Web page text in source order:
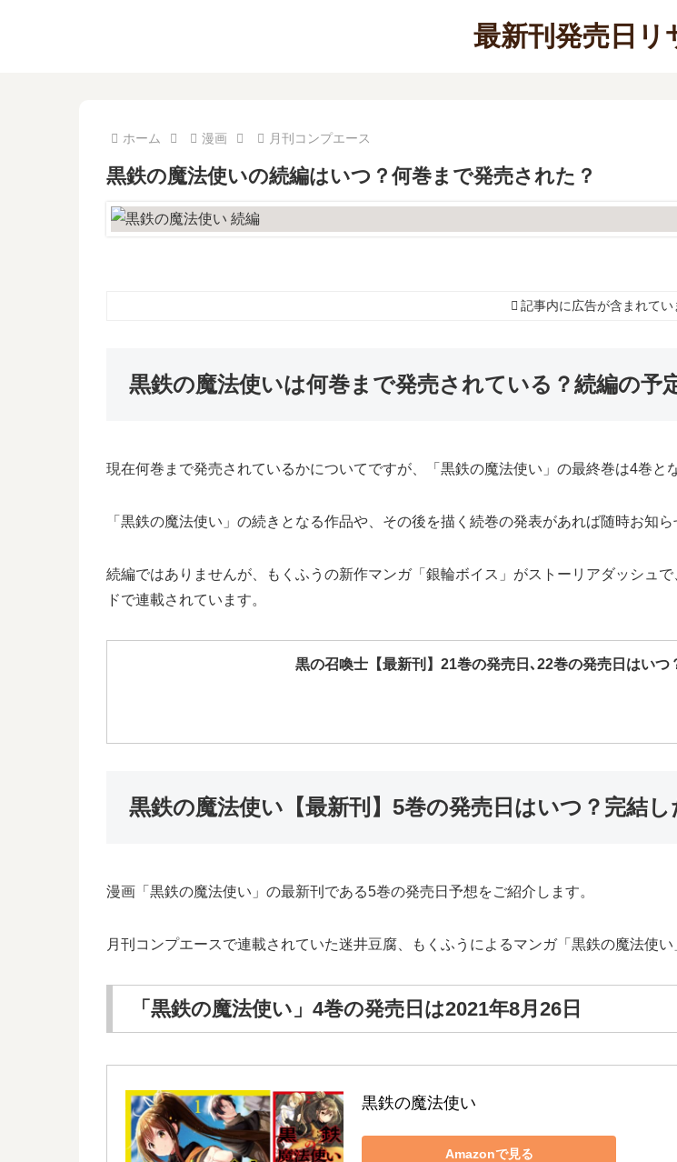
最新刊発売日リ
ホーム 漫画 月刊コンプエース
黒鉄の魔法使いの続編はいつ？何巻まで発売された？
記事内に広告が含まれてい
黒鉄の魔法使いは何巻まで発売されている？続編の予
現在何巻まで発売されているかについてですが、「黒鉄の魔法使い」の最終巻は4巻と
「黒鉄の魔法使い」の続きとなる作品や、その後を描く続巻の発表があれば随時お知ら
続編ではありませんが、もくふうの新作マンガ「銀輪ボイス」がストーリアダッシュ
ドで連載されています。
黒の召喚士【最新刊】21巻の発売日､22巻の発売日はいつ
黒鉄の魔法使い【最新刊】5巻の発売日はいつ？完結し
漫画「黒鉄の魔法使い」の最新刊である5巻の発売日予想をご紹介します。
月刊コンプエースで連載されていた迷井豆腐、もくふうによるマンガ「黒鉄の魔法使
「黒鉄の魔法使い」4巻の発売日は2021年8月26日
黒鉄の魔法使い
Amazonで見る